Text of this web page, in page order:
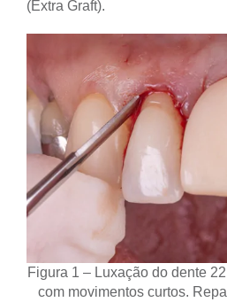
(Extra Graft).
Figura 1 – Luxação do dente
com movimentos curtos.